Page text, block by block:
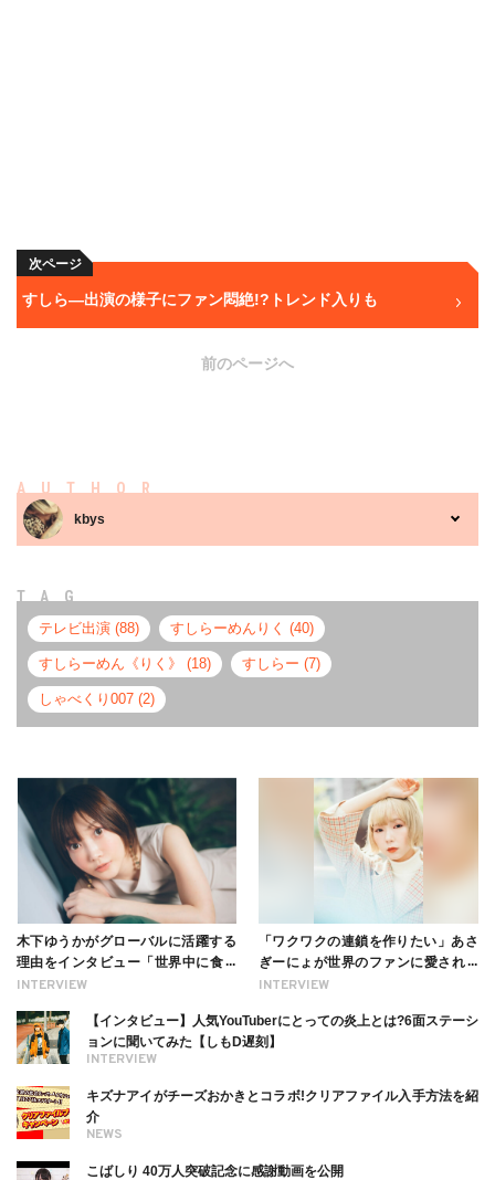
次ページ
すしら―出演の様子にファン悶絶!?トレンド入りも
前のページへ
AUTHOR
kbys
TAG
テレビ出演 (88) すしらーめんりく (40)
すしらーめん《りく》 (18) すしらー (7)
しゃべくり007 (2)
INTERVIEW
木下ゆうかがグローバルに活躍する
理由をインタビュー「世界中に食べ
る幸せを伝えたい」新事務所加入に
INTERVIEW
「ワクワクの連鎖を作りたい」あさ
ぎーにょが世界のファンに愛される
理由【インタビュー】
INTERVIEW
【インタビュー】人気YouTuberにとっての炎上とは?6面ステーシ
ョンに聞いてみた【しもD遅刻】
NEWS
キズナアイがチーズおかきとコラボ!クリアファイル入手方法を紹
介
こばしり 40万人突破記念に感謝動画を公開